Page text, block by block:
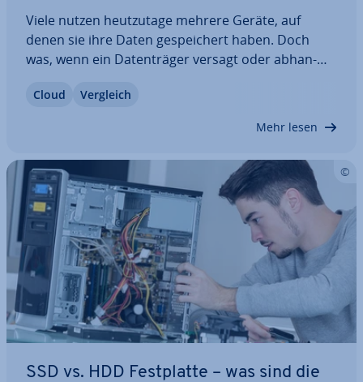
Viele nutzen heut­zu­ta­ge mehrere Geräte, auf
denen sie ihre Daten ge­spei­chert haben. Doch
was, wenn ein Da­ten­trä­ger versagt oder ab­han­
wichtig und ein Online-Backup dazu mehr als
Cloud Vergleich
Mehr lesen
SSD vs. HDD Fest­plat­te – was sind die